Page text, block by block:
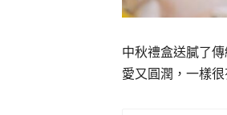
中秋禮盒送膩了
愛又圓潤，一樣